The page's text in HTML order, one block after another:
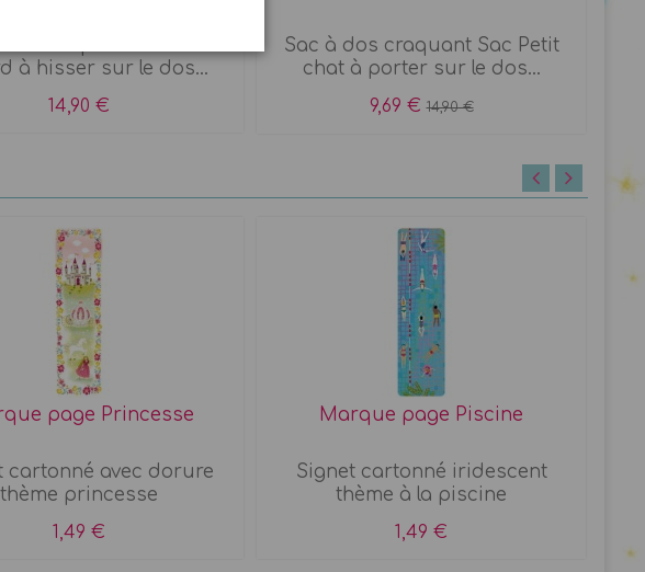
à hisser sur le dos...
14,90 €
Sac à dos craquant Sac Petit
chat à porter sur le dos...
9,69 €14,90 €
page Princesse
cartonné avec dorure
thème princesse
1,49 €
Marque page Piscine
Signet cartonné iridescent
thème à la piscine
1,49 €